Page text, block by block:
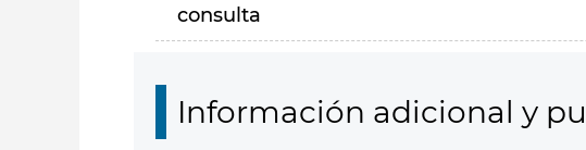
consulta
Información adicional y